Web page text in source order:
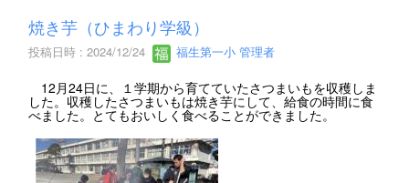
焼き芋（ひまわり学級）
投稿日時 : 2024/12/24 福生第一小 管理者
12月24日に、１学期から育てていたさつまいもを収穫しま
した。収穫したさつまいもは焼き芋にして、給食の時間に食
べました。とてもおいしく食べることができました。